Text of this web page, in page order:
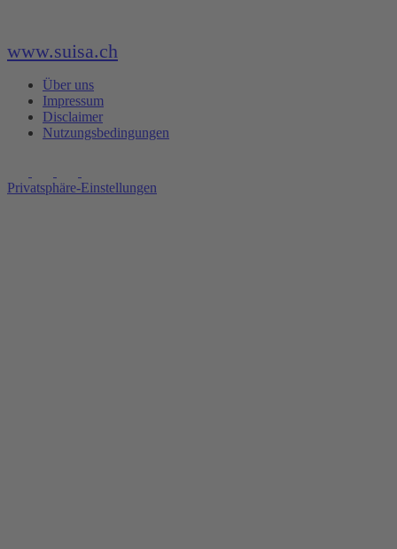
www.suisa.ch
Über uns
Impressum
Disclaimer
Nutzungsbedingungen
Privatsphäre-Einstellungen